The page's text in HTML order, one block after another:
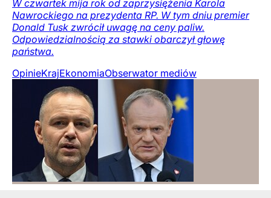
W czwartek mija rok od zaprzysiężenia Karola
Nawrockiego na prezydenta RP. W tym dniu premier
Donald Tusk zwrócił uwagę na ceny paliw.
Odpowiedzialnością za stawki obarczył głowę
państwa.
OpinieKrajEkonomiaObserwator mediów